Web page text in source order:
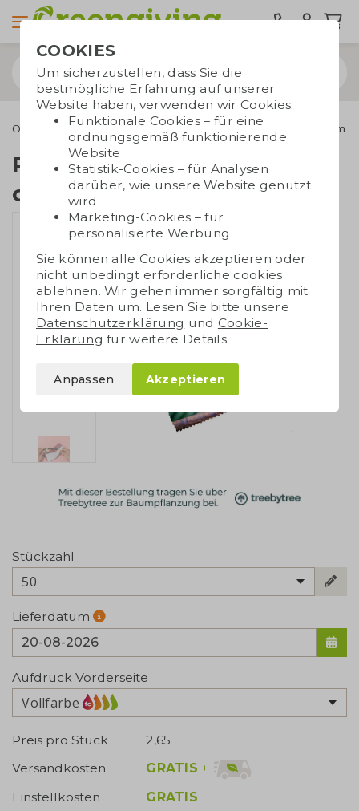
Outdoor & Freizeit Sonnenbrillen Reinigungstuch 15 x 15 cm
Reinigungstuch 15 x 15
cm
Stückzahl
50
Lieferdatum
Aufdruck Vorderseite
Vollfarbe
Preis pro Stück
2,65
Versandkosten
GRATIS +
Einstellkosten
GRATIS
COOKIES
Um sicherzustellen, dass Sie die
bestmögliche Erfahrung auf unserer
Website haben, verwenden wir Cookies:
Funktionale Cookies – für eine
ordnungsgemäß funktionierende
Website
Statistik-Cookies – für Analysen
darüber, wie unsere Website genutzt
wird
Marketing-Cookies – für
personalisierte Werbung
Sie können alle Cookies akzeptieren oder
nicht unbedingt erforderliche cookies
ablehnen. Wir gehen immer sorgfältig mit
Ihren Daten um. Lesen Sie bitte unsere
Datenschutzerklärung und Cookie-
Erklärung für weitere Details.
Anpassen Akzeptieren